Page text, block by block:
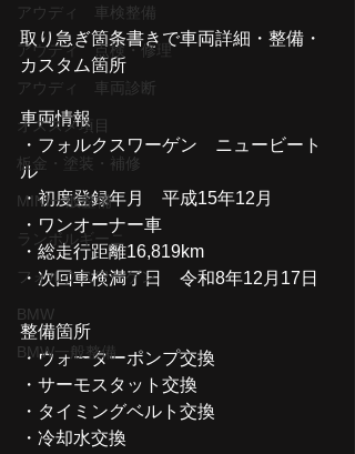
アウディ 車検整備
アウディ 点検・修理
アウディ 車両診断
オススメ項目
板金・塗装・補修
MINI一般整備
ランボルギーニ
フォルクスワーゲン
BMW
BMW一般整備
取り急ぎ箇条書きで車両詳細・整備・
カスタム箇所
車両情報
・フォルクスワーゲン　ニュービート
ル
・初度登録年月　平成15年12月
・ワンオーナー車
・総走行距離16,819km
・次回車検満了日　令和8年12月17日
整備箇所
・ウォーターポンプ交換
・サーモスタット交換
・タイミングベルト交換
・冷却水交換